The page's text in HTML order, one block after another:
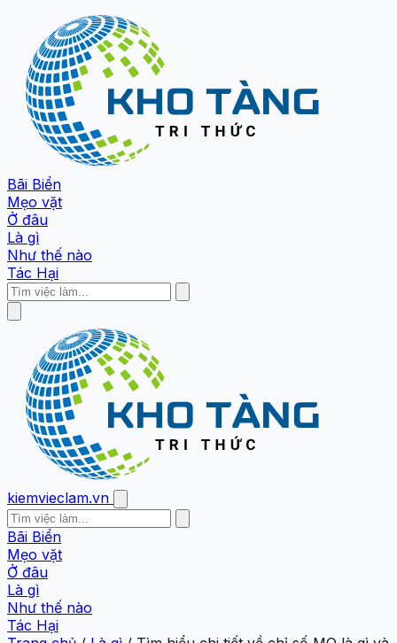
Bãi Biển
Mẹo vặt
Ở đâu
Là gì
Như thế nào
Tác Hại
kiemvieclam.vn
Bãi Biển
Mẹo vặt
Ở đâu
Là gì
Như thế nào
Tác Hại